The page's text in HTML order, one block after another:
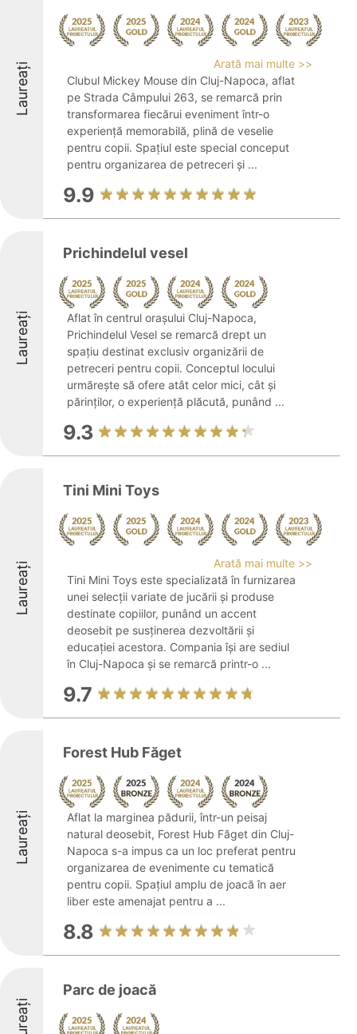
Laureați
Arată mai multe >>
Clubul Mickey Mouse din Cluj-Napoca, aflat
pe Strada Câmpului 263, se remarcă prin
transformarea fiecărui eveniment într-o
experiență memorabilă, plină de veselie
pentru copii. Spațiul este special conceput
pentru organizarea de petreceri și ...
9.9
Laureați
Prichindelul vesel
Aflat în centrul orașului Cluj-Napoca,
Prichindelul Vesel se remarcă drept un
spațiu destinat exclusiv organizării de
petreceri pentru copii. Conceptul locului
urmărește să ofere atât celor mici, cât și
părinților, o experiență plăcută, punând ...
9.3
Laureați
Tini Mini Toys
Arată mai multe >>
Tini Mini Toys este specializată în furnizarea
unei selecții variate de jucării și produse
destinate copiilor, punând un accent
deosebit pe susținerea dezvoltării și
educației acestora. Compania își are sediul
în Cluj-Napoca și se remarcă printr-o ...
9.7
Laureați
Forest Hub Făget
Aflat la marginea pădurii, într-un peisaj
natural deosebit, Forest Hub Făget din Cluj-
Napoca s-a impus ca un loc preferat pentru
organizarea de evenimente cu tematică
pentru copii. Spațiul amplu de joacă în aer
liber este amenajat pentru a ...
8.8
Parc de joacă